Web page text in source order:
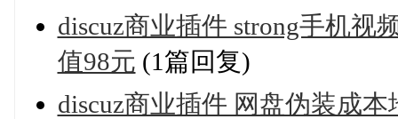
discuz商业插件 strong手机视
值98元 (1篇回复)
discuz商业插件 网盘伪装成